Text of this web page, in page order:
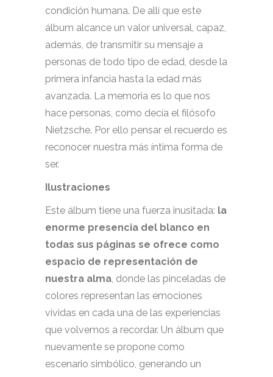
condición humana. De allí que este
álbum alcance un valor universal, capaz,
además, de transmitir su mensaje a
personas de todo tipo de edad, desde la
primera infancia hasta la edad más
avanzada. La memoria es lo que nos
hace personas, como decía el filósofo
Nietzsche. Por ello pensar el recuerdo es
reconocer nuestra más íntima forma de
ser.
Ilustraciones
Este álbum tiene una fuerza inusitada: la
enorme presencia del blanco en
todas sus páginas se ofrece como
espacio de representación de
nuestra alma, donde las pinceladas de
colores representan las emociones
vividas en cada una de las experiencias
que volvemos a recordar. Un álbum que
nuevamente se propone como
escenario simbólico, generando un